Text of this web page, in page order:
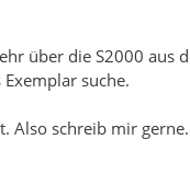
über die S2000 aus
suche.
Also schreib mir gerne.